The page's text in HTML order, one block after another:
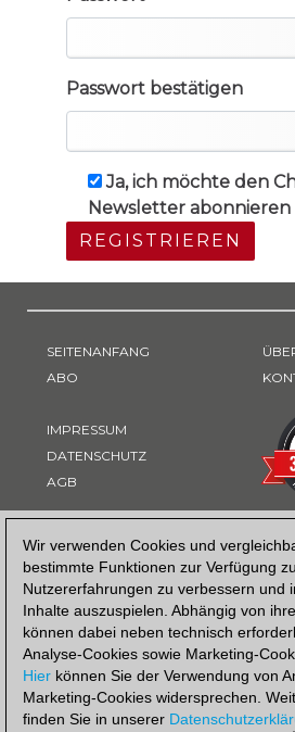
Wir verwenden Cookies und
bestimmte Funktionen zur Verfügung
Nutzererfahrungen zu verbessern und
Inhalte auszuspielen. Abhängig von
können dabei neben technisch
Analyse-Cookies sowie Marketing-
Hier können Sie der Verwendung von
Marketing-Cookies widersprechen.
finden Sie in unserer
Passwort bestätigen
Ja, ich möchte den
Newsletter abonnieren
REGISTRIEREN
SEITENANFANG
ABO
IMPRESSUM
DATENSCHUTZ
AGB
ZAHLUNGSART